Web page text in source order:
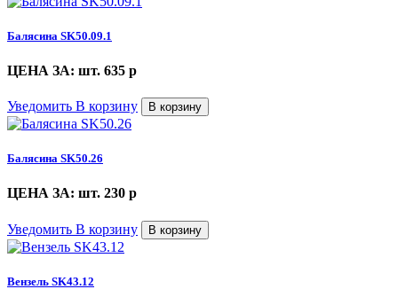
Балясина SK50.09.1
ЦЕНА ЗА: шт. 635 p
Уведомить В корзину В корзину
Балясина SK50.26
ЦЕНА ЗА: шт. 230 p
Уведомить В корзину В корзину
Вензель SK43.12